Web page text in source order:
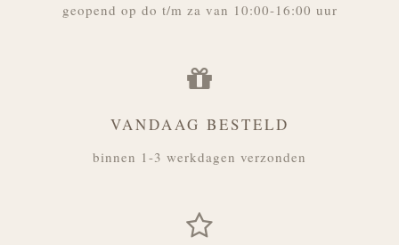
geopend op do t/m za van 10:00-16:00 uur
VANDAAG BESTELD
binnen 1-3 werkdagen verzonden